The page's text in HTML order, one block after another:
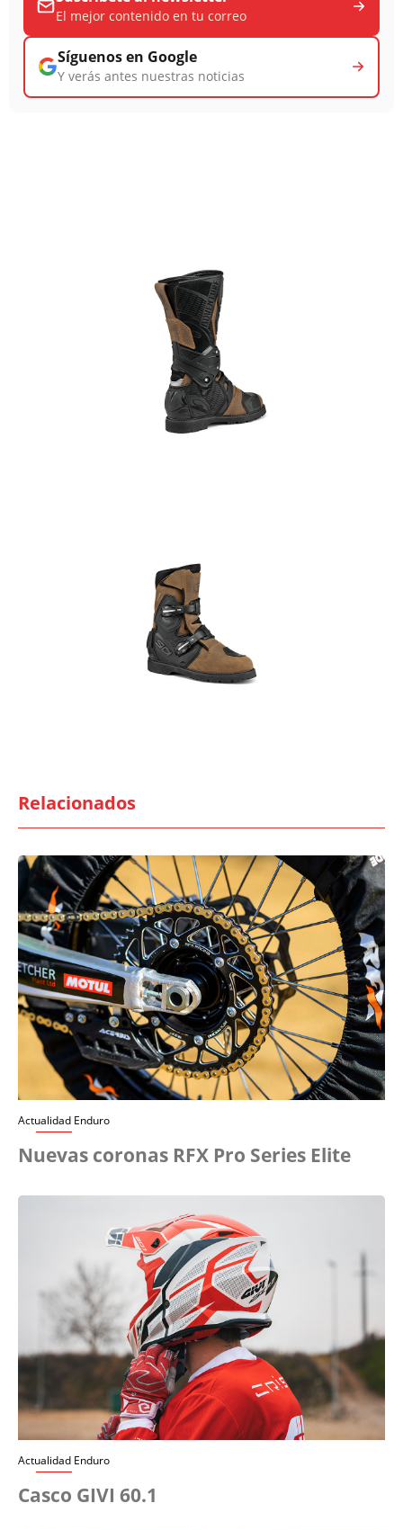
El mejor contenido en tu correo
Síguenos en Google
Y verás antes nuestras noticias
Relacionados
Actualidad Enduro
Nuevas coronas RFX Pro Series Elite
Actualidad Enduro
Casco GIVI 60.1